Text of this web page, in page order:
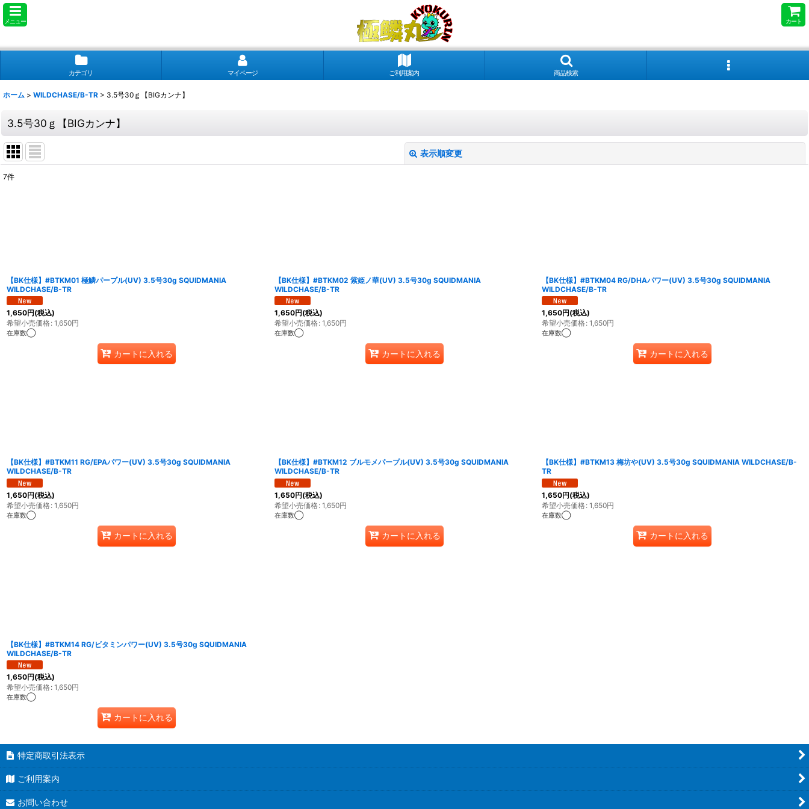
メニュー カート
カテゴリ マイページ ご利用案内 商品検索
ホーム > WILDCHASE/B-TR > 3.5号30ｇ【BIGカンナ】
3.5号30ｇ【BIGカンナ】
表示順変更
7件
【BK仕様】#BTKM01 極鱗パープル(UV) 3.5号30g SQUIDMANIA
WILDCHASE/B-TR
1,650円(税込)
希望小売価格: 1,650円
在庫数◯
カートに入れる
【BK仕様】#BTKM02 紫姫ノ華(UV) 3.5号30g SQUIDMANIA
WILDCHASE/B-TR
1,650円(税込)
希望小売価格: 1,650円
在庫数◯
カートに入れる
【BK仕様】#BTKM04 RG/DHAパワー(UV) 3.5号30g SQUIDMANIA
WILDCHASE/B-TR
1,650円(税込)
希望小売価格: 1,650円
在庫数◯
カートに入れる
【BK仕様】#BTKM11 RG/EPAパワー(UV) 3.5号30g SQUIDMANIA
WILDCHASE/B-TR
1,650円(税込)
希望小売価格: 1,650円
在庫数◯
カートに入れる
【BK仕様】#BTKM12 ブルモメパープル(UV) 3.5号30g SQUIDMANIA
WILDCHASE/B-TR
1,650円(税込)
希望小売価格: 1,650円
在庫数◯
カートに入れる
【BK仕様】#BTKM13 梅坊や(UV) 3.5号30g SQUIDMANIA WILDCHASE/B-
TR
1,650円(税込)
希望小売価格: 1,650円
在庫数◯
カートに入れる
【BK仕様】#BTKM14 RG/ビタミンパワー(UV) 3.5号30g SQUIDMANIA
WILDCHASE/B-TR
1,650円(税込)
希望小売価格: 1,650円
在庫数◯
カートに入れる
特定商取引法表示
ご利用案内
お問い合わせ